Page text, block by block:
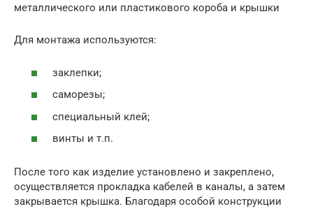
металлического или пластикового короба и крышки
Для монтажа используются:
заклепки;
саморезы;
специальный клей;
винты и т.п.
После того как изделие установлено и закреплено,
осуществляется прокладка кабелей в каналы, а затем
закрывается крышка. Благодаря особой конструкции